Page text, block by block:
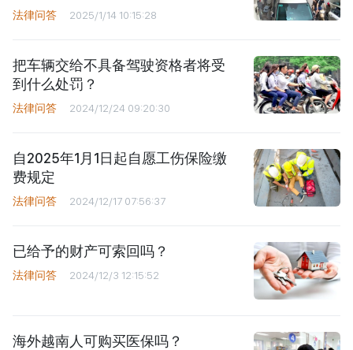
法律问答 2025/1/14 10:15:28
把车辆交给不具备驾驶资格者将受
到什么处罚？
法律问答 2024/12/24 09:20:30
自2025年1月1日起自愿工伤保险缴
费规定
法律问答 2024/12/17 07:56:37
已给予的财产可索回吗？
法律问答 2024/12/3 12:15:52
海外越南人可购买医保吗？